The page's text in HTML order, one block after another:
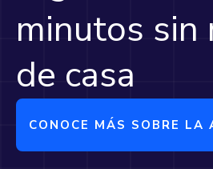
minutos sin
de casa
CONOCE MÁS SOBRE LA